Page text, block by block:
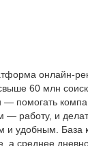
онлайн-
60 млн
— помогать
— работу, и
и удобным. База
а среднее